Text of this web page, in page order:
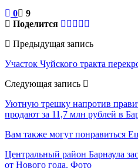
0
9
Поделится
Предыдущая запись
Участок Чуйского тракта
Следующая запись
Уютную трешку напротив
продают за 11,7 млн рублей в
Вам также могут понравиться
Центральный район Барнаула
от Нового года. Фото